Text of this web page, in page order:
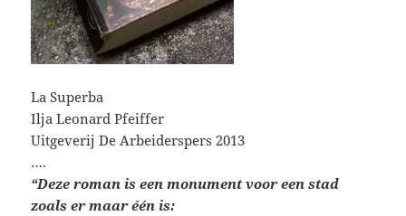
La Superba
Ilja Leonard Pfeiffer
Uitgeverij De Arbeiderspers 2013
….
“Deze roman is een monument voor een stad
zoals er maar één is: